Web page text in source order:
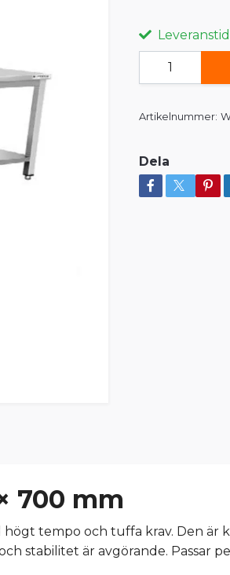
Artikelnummer:
Dela
700 mm
tempo och tuffa krav. Den är
stabilitet är avgörande. Passar